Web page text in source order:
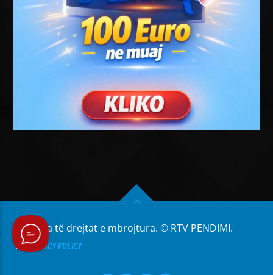
Të gjitha të drejtat e mbrojtura. © RTV PENDIMI.
PRIVACY POLICY